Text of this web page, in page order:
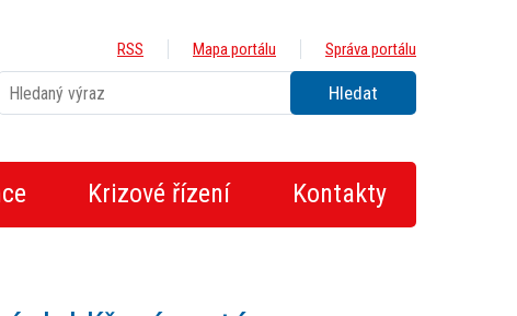
RSS Mapa portálu Správa portálu
Krizové řízení Kontakty